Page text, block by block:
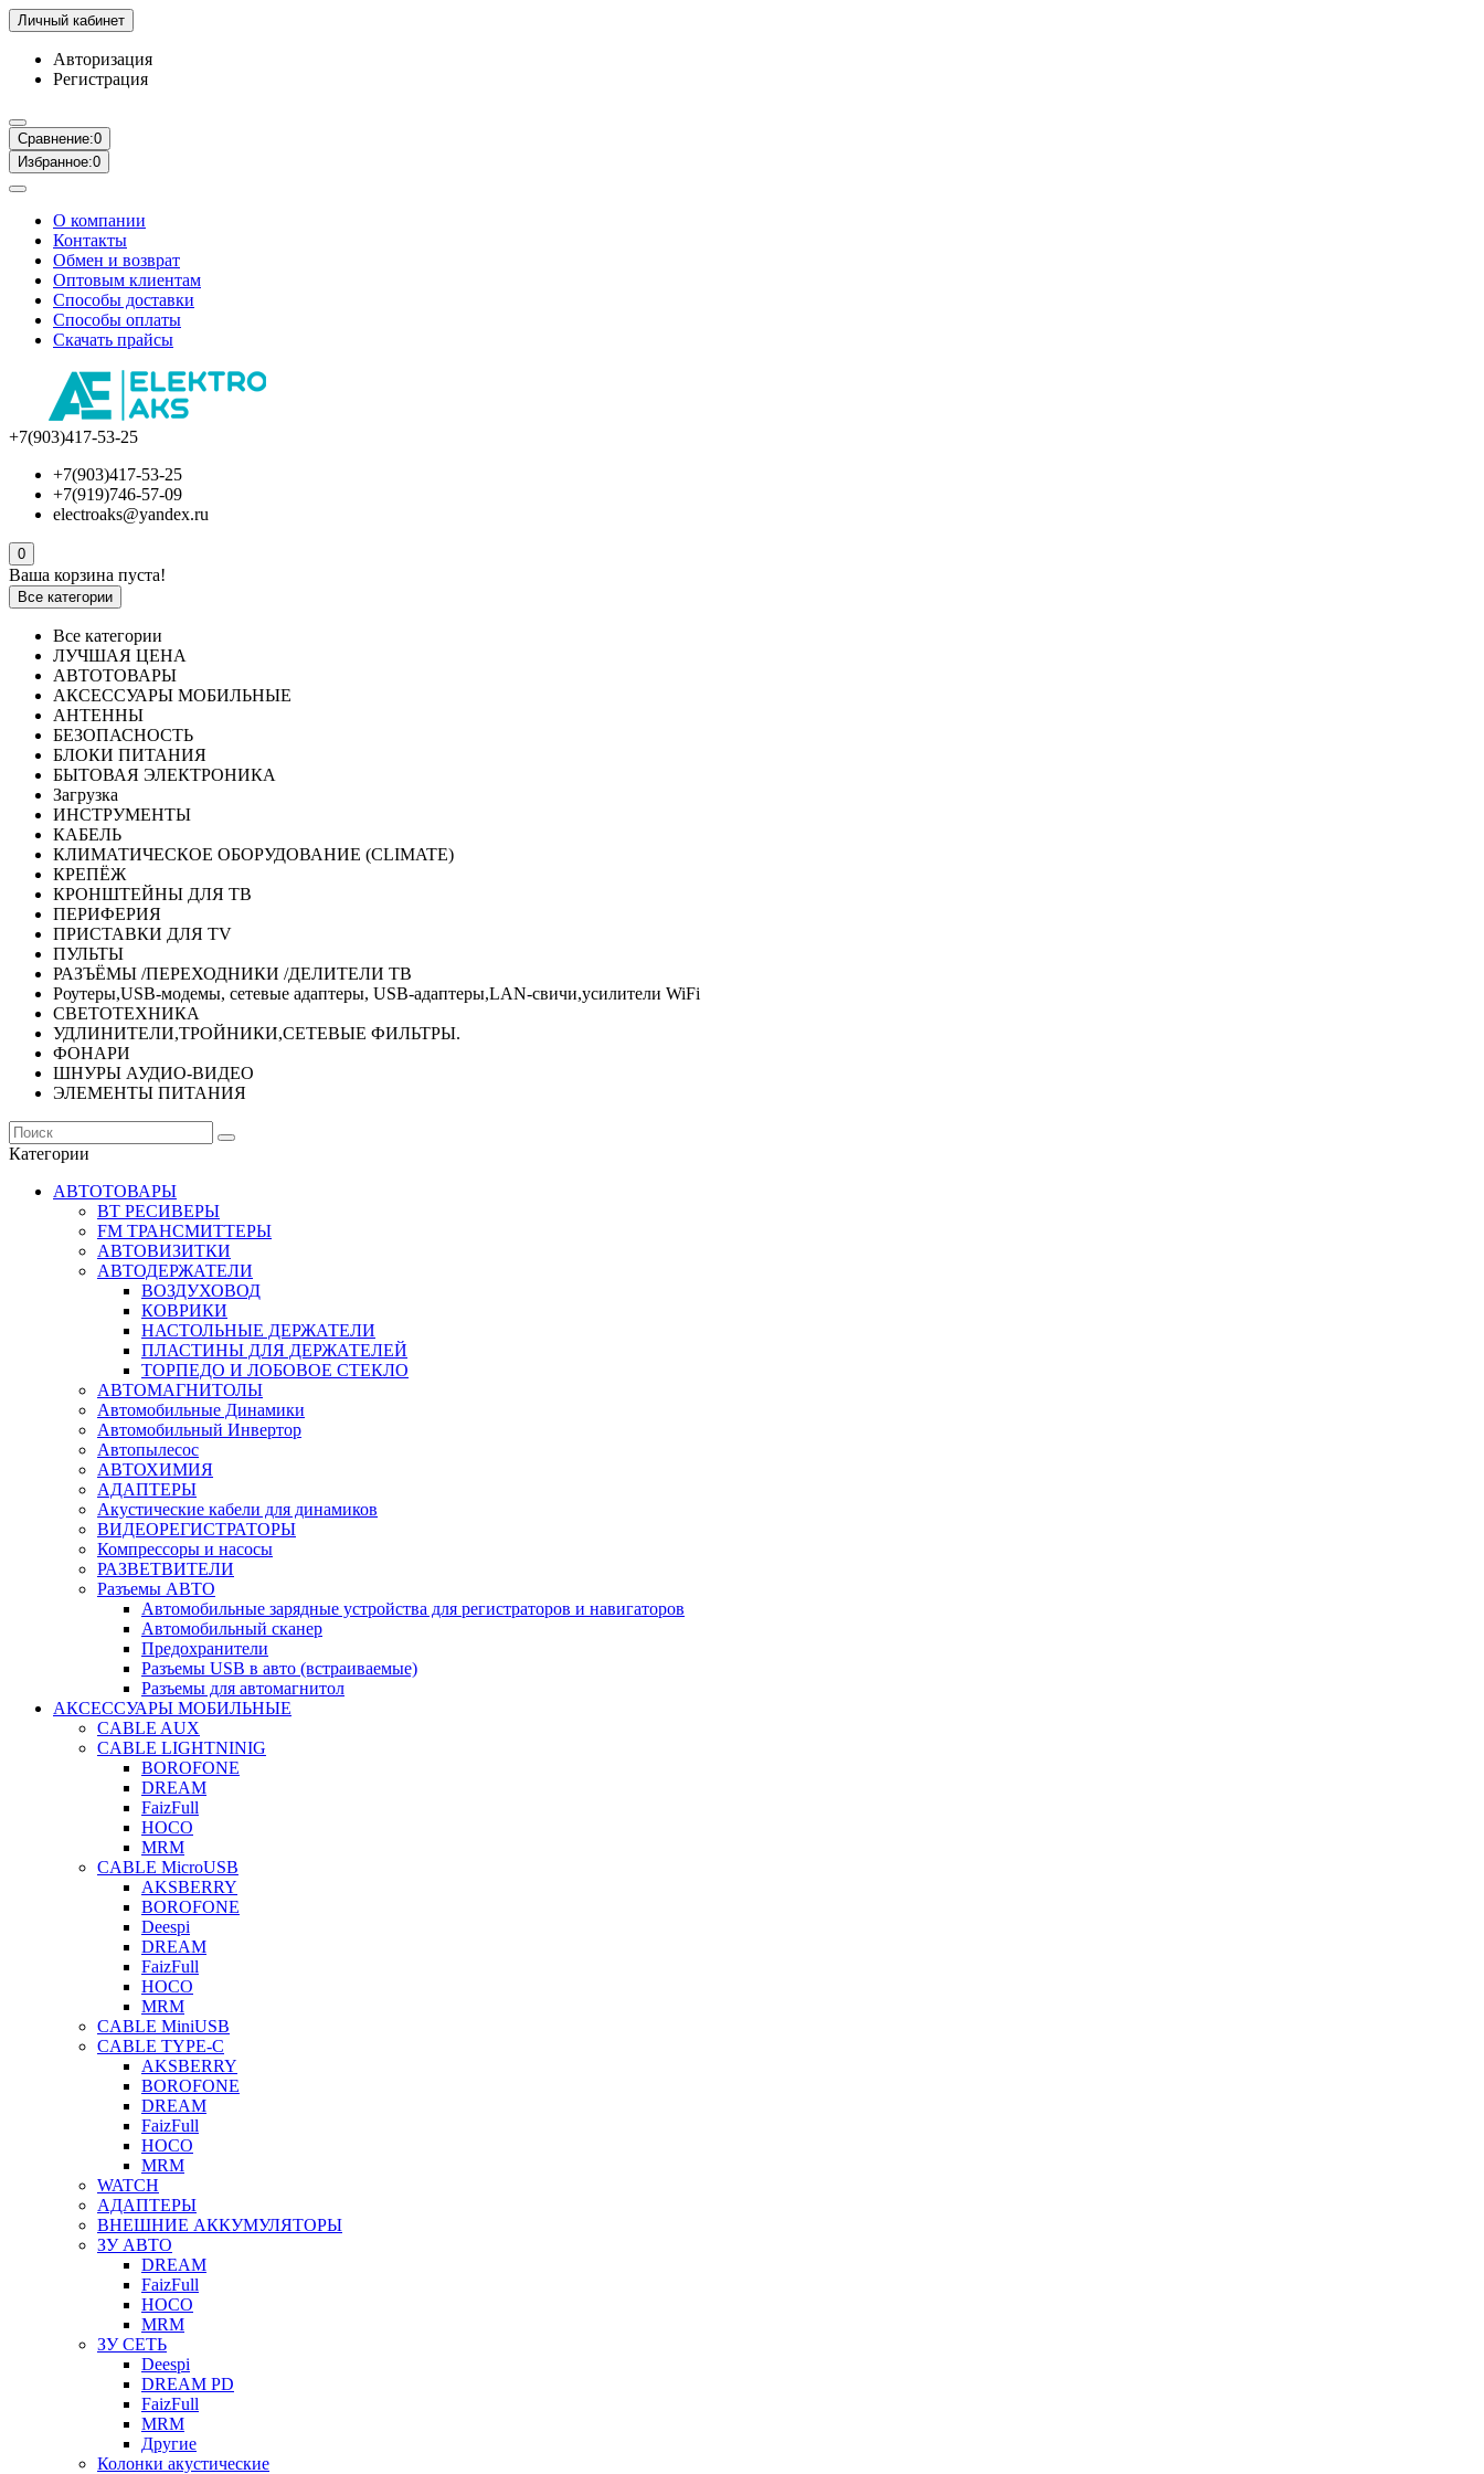
Личный кабинет
Авторизация
Регистрация
Сравнение:0
Избранное:0
О компании
Контакты
Обмен и возврат
Оптовым клиентам
Способы доставки
Способы оплаты
Скачать прайсы
+7(903)417-53-25
+7(903)417-53-25
+7(919)746-57-09
electroaks@yandex.ru
0
Ваша корзина пуста!
Все категории
Все категории
ЛУЧШАЯ ЦЕНА
АВТОТОВАРЫ
АКСЕССУАРЫ МОБИЛЬНЫЕ
АНТЕННЫ
БЕЗОПАСНОСТЬ
БЛОКИ ПИТАНИЯ
БЫТОВАЯ ЭЛЕКТРОНИКА
Загрузка
ИНСТРУМЕНТЫ
КАБЕЛЬ
КЛИМАТИЧЕСКОЕ ОБОРУДОВАНИЕ (CLIMATE)
КРЕПЁЖ
КРОНШТЕЙНЫ ДЛЯ ТВ
ПЕРИФЕРИЯ
ПРИСТАВКИ ДЛЯ TV
ПУЛЬТЫ
РАЗЪЁМЫ /ПЕРЕХОДНИКИ /ДЕЛИТЕЛИ ТВ
Роутеры,USB-модемы, сетевые адаптеры, USB-адаптеры,LAN-свичи,усилители WiFi
СВЕТОТЕХНИКА
УДЛИНИТЕЛИ,ТРОЙНИКИ,СЕТЕВЫЕ ФИЛЬТРЫ.
ФОНАРИ
ШНУРЫ АУДИО-ВИДЕО
ЭЛЕМЕНТЫ ПИТАНИЯ
Категории
АВТОТОВАРЫ
BT РЕСИВЕРЫ
FM ТРАНСМИТТЕРЫ
АВТОВИЗИТКИ
АВТОДЕРЖАТЕЛИ
ВОЗДУХОВОД
КОВРИКИ
НАСТОЛЬНЫЕ ДЕРЖАТЕЛИ
ПЛАСТИНЫ ДЛЯ ДЕРЖАТЕЛЕЙ
ТОРПЕДО И ЛОБОВОЕ СТЕКЛО
АВТОМАГНИТОЛЫ
Автомобильные Динамики
Автомобильный Инвертор
Автопылесос
АВТОХИМИЯ
АДАПТЕРЫ
Акустические кабели для динамиков
ВИДЕОРЕГИСТРАТОРЫ
Компрессоры и насосы
РАЗВЕТВИТЕЛИ
Разъемы АВТО
Автомобильные зарядные устройства для регистраторов и навигаторов
Автомобильный сканер
Предохранители
Разъемы USB в авто (встраиваемые)
Разъемы для автомагнитол
АКСЕССУАРЫ МОБИЛЬНЫЕ
CABLE AUX
CABLE LIGHTNINIG
BOROFONE
DREAM
FaizFull
HOCO
MRM
CABLE MicroUSB
AKSBERRY
BOROFONE
Deespi
DREAM
FaizFull
HOCO
MRM
CABLE MiniUSB
CABLE TYPE-C
AKSBERRY
BOROFONE
DREAM
FaizFull
HOCO
MRM
WATCH
АДАПТЕРЫ
ВНЕШНИЕ АККУМУЛЯТОРЫ
ЗУ АВТО
DREAM
FaizFull
HOCO
MRM
ЗУ СЕТЬ
Deespi
DREAM PD
FaizFull
MRM
Другие
Колонки акустические